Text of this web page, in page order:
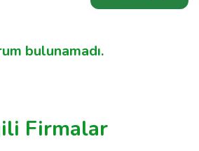
bulunamadı.
Firmalar